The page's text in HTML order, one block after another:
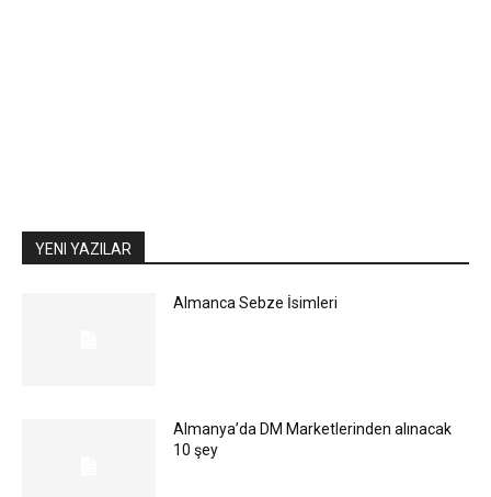
YENI YAZILAR
Almanca Sebze İsimleri
Almanya’da DM Marketlerinden alınacak
10 şey